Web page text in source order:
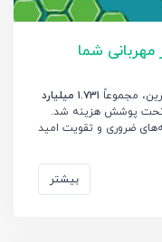
مجموعاً
۱.۷۳۱ میلیارد
تحت پوشش هزینه شد.
ضروری و تقویت امید
بیشتر